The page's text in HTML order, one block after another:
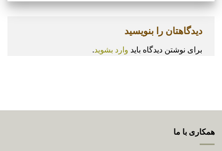
دیدگاهتان را بنویسید
برای نوشتن دیدگاه باید وارد بشوید.
همکاری با ما